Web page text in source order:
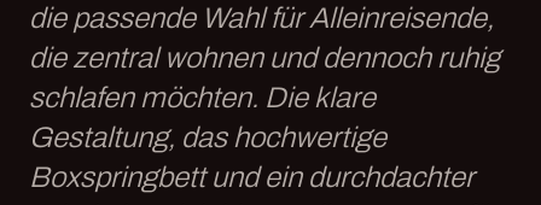
die passende Wahl für Alleinreisende,
die zentral wohnen und dennoch ruhig
schlafen möchten. Die klare
Gestaltung, das hochwertige
Boxspringbett und ein durchdachter